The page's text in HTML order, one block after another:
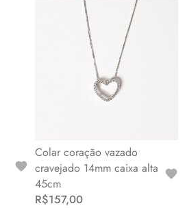
Colar coração vazado
cravejado 14mm caixa alta
45cm
R$157,00